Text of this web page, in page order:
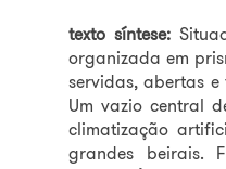
texto síntese:
organizada em
servidas, abertas
Um vazio central
climatização
grandes beirais.